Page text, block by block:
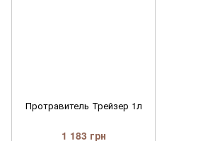
Протравитель Трейзер 1л
1 183 грн